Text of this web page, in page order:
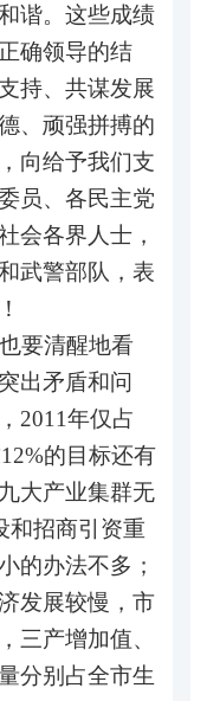
谐。这些成绩
确领导的结
持、共谋发展
、顽强拼搏的
向给予我们支
员、各民主党
会各界人士，
武警部队，表
要清醒地看
出矛盾和问
2011年仅占
的目标还有
大产业集群无
和招商引资重
的办法不多；
发展较慢，市
三产增加值、
分别占全市生